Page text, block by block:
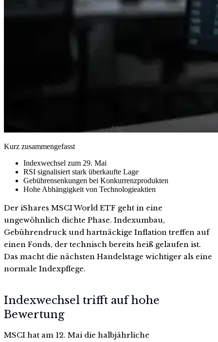
Kurz zusammengefasst
Indexwechsel zum 29. Mai
RSI signalisiert stark überkaufte Lage
Gebührensenkungen bei Konkurrenzprodukten
Hohe Abhängigkeit von Technologieaktien
Der iShares MSCI World ETF geht in eine
ungewöhnlich dichte Phase. Indexumbau,
Gebührendruck und hartnäckige Inflation treffen auf
einen Fonds, der technisch bereits heiß gelaufen ist.
Das macht die nächsten Handelstage wichtiger als eine
normale Indexpflege.
Indexwechsel trifft auf hohe
Bewertung
MSCI hat am 12. Mai die halbjährliche